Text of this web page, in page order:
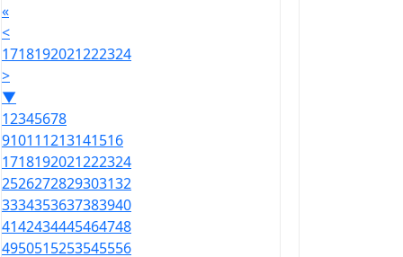
«
<
1718192021222324
>
▼
12345678
910111213141516
1718192021222324
2526272829303132
3334353637383940
4142434445464748
4950515253545556